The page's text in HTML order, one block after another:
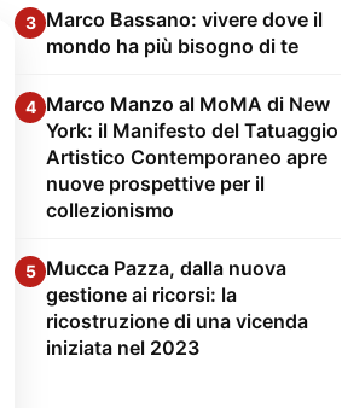
3 Marco Bassano: vivere dove il
mondo ha più bisogno di te
4 Marco Manzo al MoMA di New
York: il Manifesto del Tatuaggio
Artistico Contemporaneo apre
nuove prospettive per il
collezionismo
5 Mucca Pazza, dalla nuova
gestione ai ricorsi: la
ricostruzione di una vicenda
iniziata nel 2023